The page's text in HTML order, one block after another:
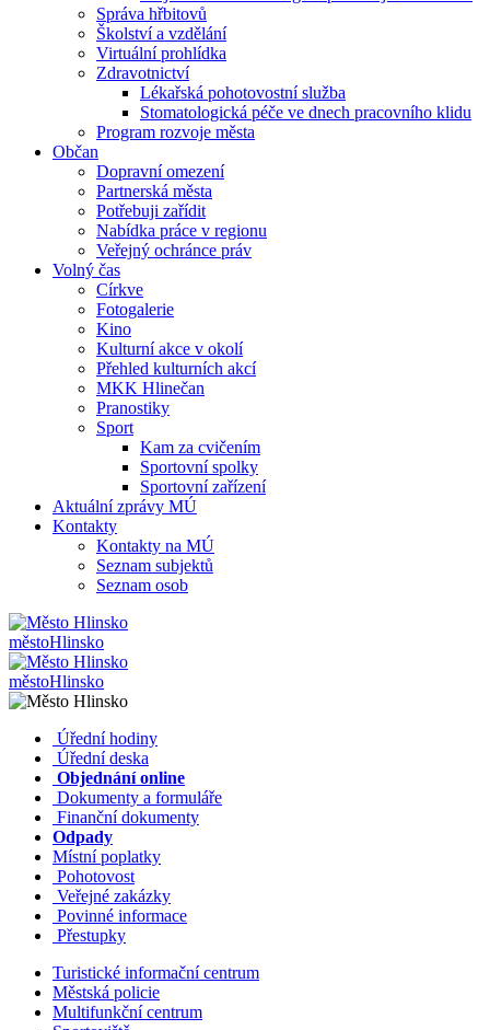
Správa hřbitovů
Školství a vzdělání
Virtuální prohlídka
Zdravotnictví
Lékařská pohotovostní služba
Stomatologická péče ve dnech pracovního klidu
Program rozvoje města
Občan
Dopravní omezení
Partnerská města
Potřebuji zařídit
Nabídka práce v regionu
Veřejný ochránce práv
Volný čas
Církve
Fotogalerie
Kino
Kulturní akce v okolí
Přehled kulturních akcí
MKK Hlinečan
Pranostiky
Sport
Kam za cvičením
Sportovní spolky
Sportovní zařízení
Aktuální zprávy MÚ
Kontakty
Kontakty na MÚ
Seznam subjektů
Seznam osob
městoHlinsko
městoHlinsko
Úřední hodiny
Úřední deska
Objednání online
Dokumenty a formuláře
Finanční dokumenty
Odpady
Místní poplatky
Pohotovost
Veřejné zakázky
Povinné informace
Přestupky
Turistické informační centrum
Městská policie
Multifunkční centrum